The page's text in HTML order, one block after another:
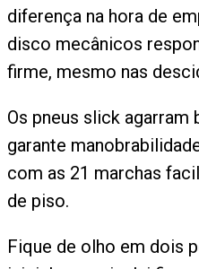
diferença na hora de
disco mecânicos
firme, mesmo nas
Os pneus slick agarram
garante
com as 21 marchas
de piso.
Fique de olho em dois